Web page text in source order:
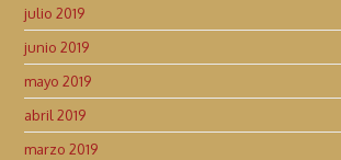
julio 2019
junio 2019
mayo 2019
abril 2019
marzo 2019